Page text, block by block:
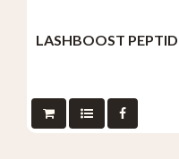
LASHBOOST